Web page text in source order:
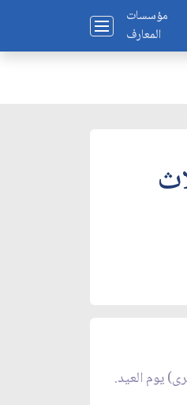
مؤسسات
المعارف
يوم العيد.